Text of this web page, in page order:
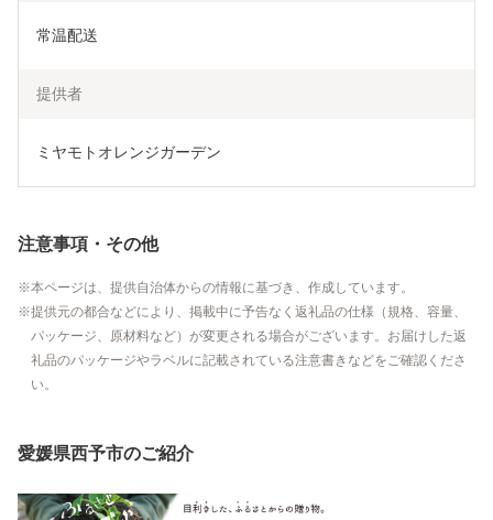
常温配送
提供者
ミヤモトオレンジガーデン
注意事項・その他
本ページは、提供自治体からの情報に基づき、作成しています。
提供元の都合などにより、掲載中に予告なく返礼品の仕様（規格、容量、
パッケージ、原材料など）が変更される場合がございます。お届けした返
礼品のパッケージやラベルに記載されている注意書きなどをご確認くださ
い。
愛媛県西予市のご紹介